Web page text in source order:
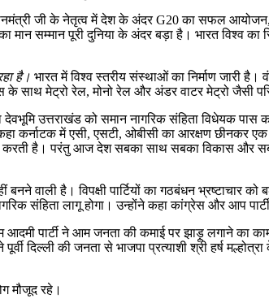
जी के नेतृत्व में देश के अंदर G20 का सफल आयोजन,
सम्मान पूरी दुनिया के अंदर बड़ा है। भारत विश्व
है। भारत में विश्व स्तरीय संस्थाओं का निर्माण जारी
साथ मेट्रो रेल, मोनो रेल और अंडर वाटर मेट्रो जैसी
उत्तराखंड को समान नागरिक संहिता विधेयक पास
कर्नाटक में एसी, एसटी, ओबीसी का आरक्षण छीनकर
करती है। परंतु आज देश सबका साथ सबका विकास और
वाली है। विपक्षी पार्टियों का गठबंधन भ्रष्टाचार को
संहिता लागू होगा। उन्होंने कहा कांग्रेस और आप
पार्टी ने आम जनता की कमाई पर झाड़ू लगाने का
दिल्ली की जनता से भाजपा प्रत्याशी श्री हर्ष
मौजूद रहे।